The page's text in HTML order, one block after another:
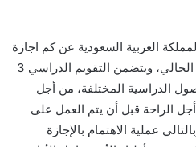
العربية السعودية عن كم اجازة
مطولة في الفصل الاول؟ للعام الحالي، ويتضمن التقويم الدراسي 3
الدراسية المختلفة، من أجل
الراحة قبل أن يتم العمل على
عملية الاهتمام بالإجازة